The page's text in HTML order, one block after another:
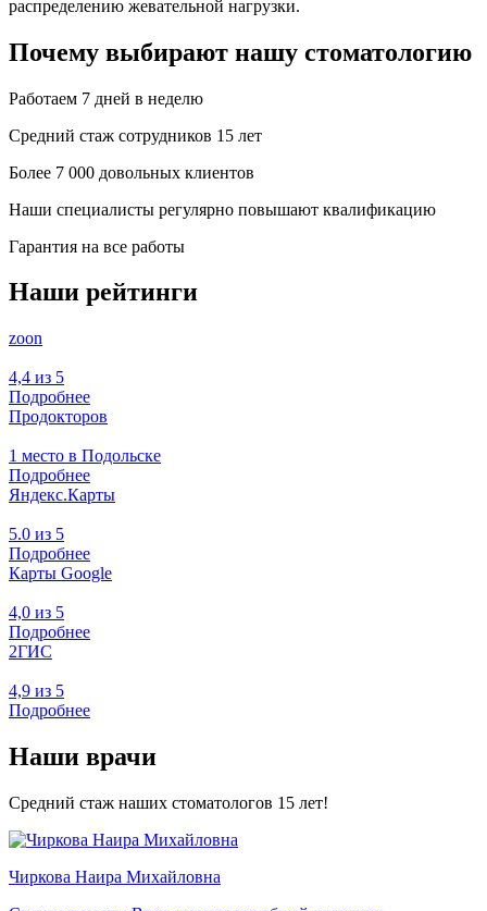
распределению жевательной нагрузки.
Почему выбирают нашу стоматологию
Работаем 7 дней в неделю
Средний стаж сотрудников 15 лет
Более 7 000 довольных клиентов
Наши специалисты регулярно повышают квалификацию
Гарантия на все работы
Наши рейтинги
zoon
4,4 из 5
Подробнее
Продокторов
1 место в Подольске
Подробнее
Яндекс.Карты
5.0 из 5
Подробнее
Карты Google
4,0 из 5
Подробнее
2ГИС
4,9 из 5
Подробнее
Наши врачи
Средний стаж наших стоматологов 15 лет!
Чиркова Наира Михайловна